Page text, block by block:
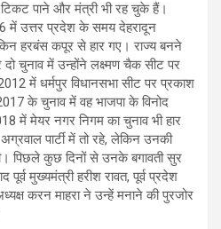
पाने और मंत्री भी रह चुके हैं।
में उत्तर प्रदेश के समय देहरादून
हरबंस कपूर से हार गए। राज्य बनने
चुनाव में उन्होंने लक्ष्मण चैक सीट पर
में धर्मपुर विधानसभा सीट पर प्रकाश
के चुनाव में वह भाजपा के विनोद
में मेयर नगर निगम का चुनाव भी हार
पार्टी में तो रहे, लेकिन उनकी
पिछले कुछ दिनों से उनके बगावती सुर
मुख्यमंत्री हरीश रावत, पूर्व प्रदेश
करन माहरा ने उन्हें मनाने की पुरजोर